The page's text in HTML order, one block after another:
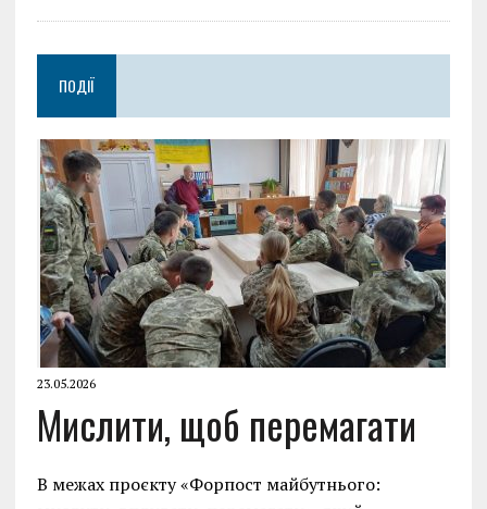
ПОДІЇ
23.05.2026
Мислити, щоб перемагати
В межах проєкту «Форпост майбутнього: